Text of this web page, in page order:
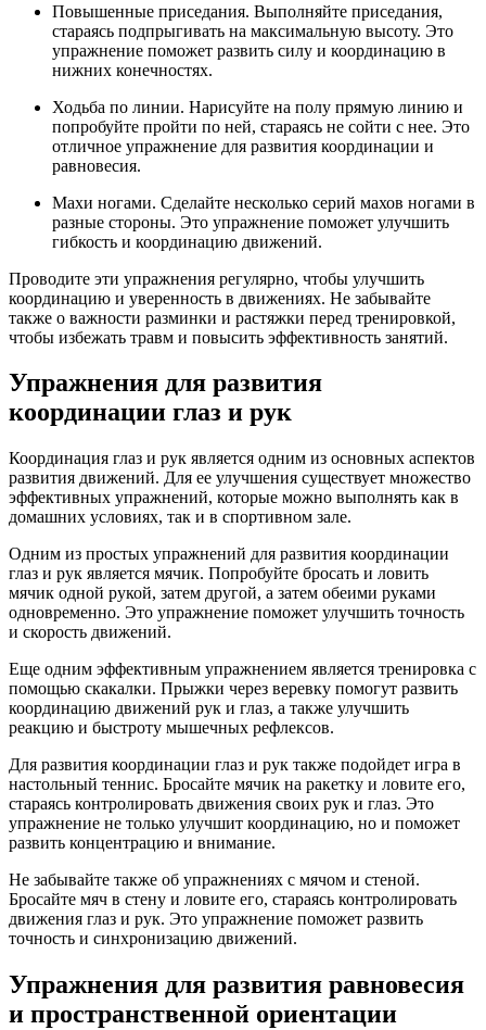
Повышенные приседания. Выполняйте приседания,
стараясь подпрыгивать на максимальную высоту. Это
упражнение поможет развить силу и координацию в
нижних конечностях.
Ходьба по линии. Нарисуйте на полу прямую линию и
попробуйте пройти по ней, стараясь не сойти с нее. Это
отличное упражнение для развития координации и
равновесия.
Махи ногами. Сделайте несколько серий махов ногами в
разные стороны. Это упражнение поможет улучшить
гибкость и координацию движений.
Проводите эти упражнения регулярно, чтобы улучшить
координацию и уверенность в движениях. Не забывайте
также о важности разминки и растяжки перед тренировкой,
чтобы избежать травм и повысить эффективность занятий.
Упражнения для развития
координации глаз и рук
Координация глаз и рук является одним из основных аспектов
развития движений. Для ее улучшения существует множество
эффективных упражнений, которые можно выполнять как в
домашних условиях, так и в спортивном зале.
Одним из простых упражнений для развития координации
глаз и рук является мячик. Попробуйте бросать и ловить
мячик одной рукой, затем другой, а затем обеими руками
одновременно. Это упражнение поможет улучшить точность
и скорость движений.
Еще одним эффективным упражнением является тренировка с
помощью скакалки. Прыжки через веревку помогут развить
координацию движений рук и глаз, а также улучшить
реакцию и быстроту мышечных рефлексов.
Для развития координации глаз и рук также подойдет игра в
настольный теннис. Бросайте мячик на ракетку и ловите его,
стараясь контролировать движения своих рук и глаз. Это
упражнение не только улучшит координацию, но и поможет
развить концентрацию и внимание.
Не забывайте также об упражнениях с мячом и стеной.
Бросайте мяч в стену и ловите его, стараясь контролировать
движения глаз и рук. Это упражнение поможет развить
точность и синхронизацию движений.
Упражнения для развития равновесия
и пространственной ориентации